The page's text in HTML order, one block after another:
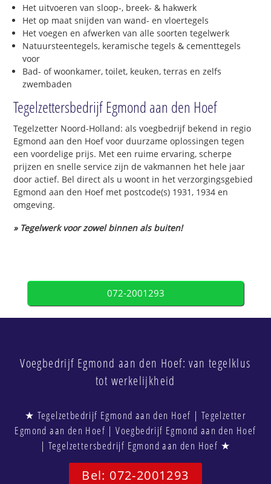
Het uitvoeren van sloop-, breek- & hakwerk
Het op maat snijden van wand- en vloertegels
Het voegen en afwerken van alle soorten tegelwerk
Natuursteentegels, keramische tegels & cementtegels
voor
Bad- of woonkamer, toilet, keuken, terras en zelfs
zwembaden
Tegelzettersbedrijf Egmond aan den Hoef
Tegelzetter Noord-Holland: als voegbedrijf bekend in regio
Egmond aan den Hoef voor duurzame oplossingen tegen
een voordelige prijs. Met een ruime ervaring, scherpe
prijzen en snelle service zijn de vakmannen het hele jaar
door actief. Bel direct als u woont in het verzorgingsgebied
Egmond aan den Hoef met postcode(s) 1931, 1934 en
omgeving.
» Tegelwerk voor zowel binnen als buiten!
072-2001293
Voegbedrijf Egmond aan den Hoef: van tegelklus
tot werkelijkheid
★ Tegelzetbedrijf Egmond aan den Hoef | Tegelzetter
Egmond aan den Hoef | Voegbedrijf Egmond aan den Hoef
| Tegelzettersbedrijf Egmond aan den Hoef ★
Bel: 072-2001293